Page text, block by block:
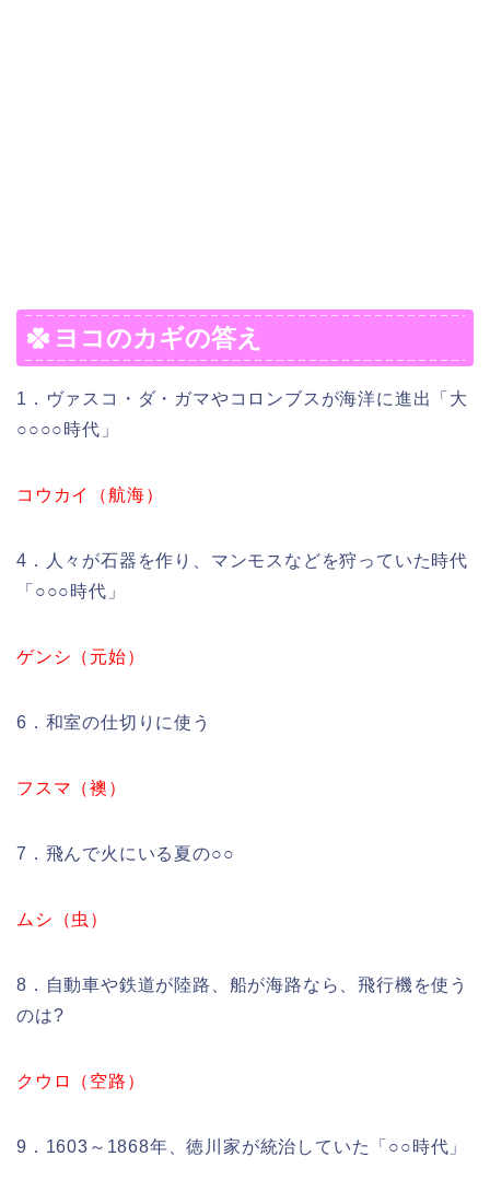
ヨコのカギの答え
1．ヴァスコ・ダ・ガマやコロンブスが海洋に進出「大
○○○○時代」
コウカイ（航海）
4．人々が石器を作り、マンモスなどを狩っていた時代
「○○○時代」
ゲンシ（元始）
6．和室の仕切りに使う
フスマ（襖）
7．飛んで火にいる夏の○○
ムシ（虫）
8．自動車や鉄道が陸路、船が海路なら、飛行機を使う
のは?
クウロ（空路）
9．1603～1868年、徳川家が統治していた「○○時代」